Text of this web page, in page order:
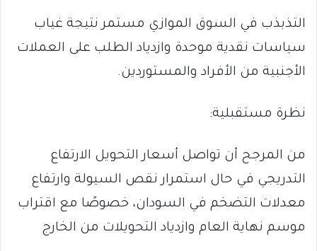
التذبذب في السوق الموازي مستمر نتيجة غياب
سياسات نقدية موحدة وازدياد الطلب على العملات
الأجنبية من الأفراد والمستوردين.
نظرة مستقبلية:
من المرجح أن تواصل أسعار التحويل الارتفاع
التدريجي في حال استمرار نقص السيولة وارتفاع
معدلات التضخم في السودان، خصوصًا مع اقتراب
موسم نهاية العام وازدياد التحويلات من الخارج